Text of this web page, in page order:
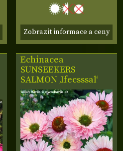
Zobrazit informace a ceny
Echinacea
SUNSEEKERS
SALMON ‚Ifecsssal‘